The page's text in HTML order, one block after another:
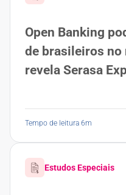
Open Banking
de brasileiros no
revela Serasa
Tempo de leitura 6m
Estudos Especiais